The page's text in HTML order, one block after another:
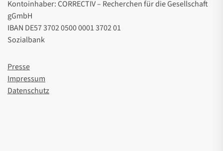
Kontoinhaber: CORRECTIV – Recherchen für die Gesellschaft
gGmbH
IBAN DE57 3702 0500 0001 3702 01
Sozialbank
Presse
Impressum
Datenschutz